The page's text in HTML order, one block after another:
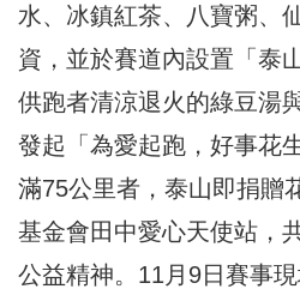
水、冰鎮紅茶、八寶粥、
資，並於賽道內設置「泰
供跑者清涼退火的綠豆湯
發起「為愛起跑，好事花
滿75公里者，泰山即捐贈
基金會田中愛心天使站，
公益精神。11月9日賽事